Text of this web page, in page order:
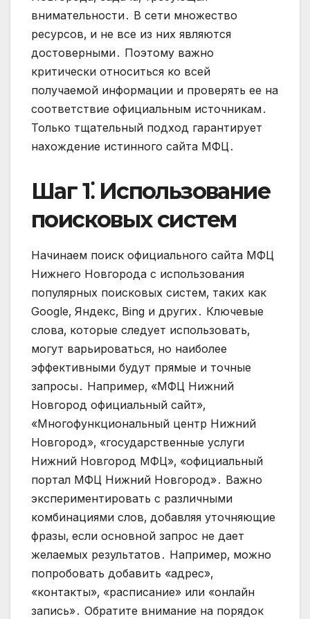
внимательности․ В сети множество
ресурсов‚ и не все из них являются
достоверными․ Поэтому важно
критически относиться ко всей
получаемой информации и проверять ее на
соответствие официальным источникам․
Только тщательный подход гарантирует
нахождение истинного сайта МФЦ․
Шаг 1⁚ Использование
поисковых систем
Начинаем поиск официального сайта МФЦ
Нижнего Новгорода с использования
популярных поисковых систем‚ таких как
Google‚ Яндекс‚ Bing и других․ Ключевые
слова‚ которые следует использовать‚
могут варьироваться‚ но наиболее
эффективными будут прямые и точные
запросы․ Например‚ «МФЦ Нижний
Новгород официальный сайт»‚
«Многофункциональный центр Нижний
Новгород»‚ «государственные услуги
Нижний Новгород МФЦ»‚ «официальный
портал МФЦ Нижний Новгород»․ Важно
экспериментировать с различными
комбинациями слов‚ добавляя уточняющие
фразы‚ если основной запрос не дает
желаемых результатов․ Например‚ можно
попробовать добавить «адрес»‚
«контакты»‚ «расписание» или «онлайн
запись»․ Обратите внимание на порядок